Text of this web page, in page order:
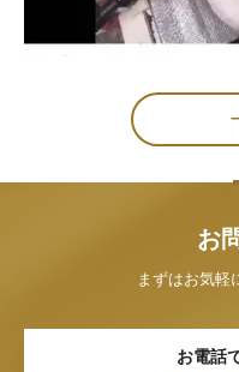
お
まずはお気軽
お電話